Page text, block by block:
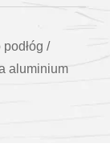
/
aluminium